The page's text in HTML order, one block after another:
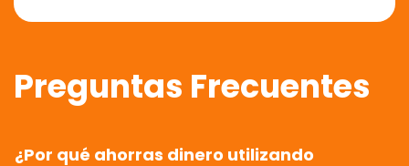
Preguntas Frecuentes
¿Por qué ahorras dinero utilizando